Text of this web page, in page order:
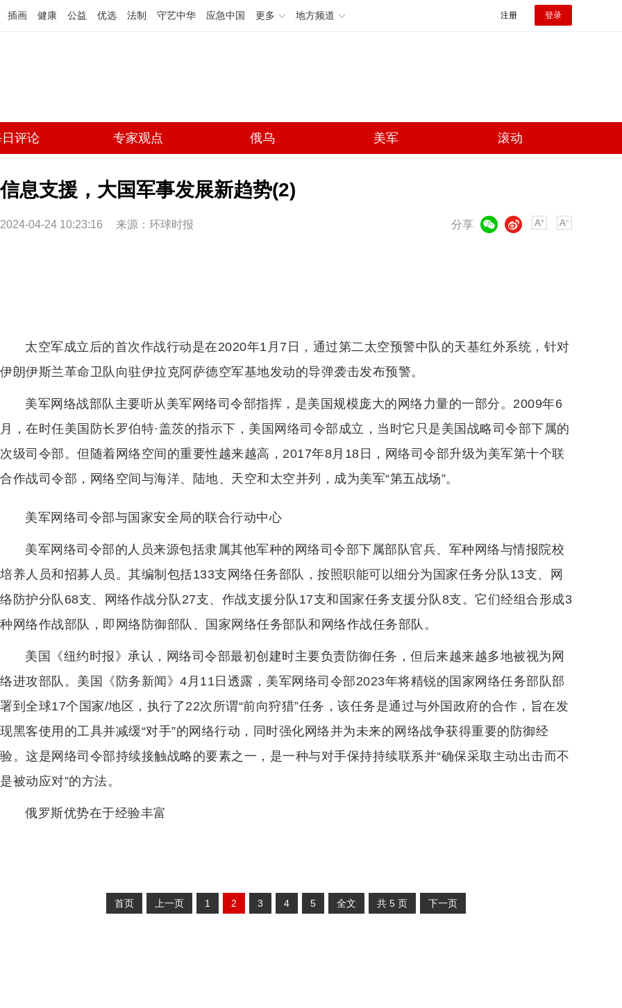
插画 健康 公益 优选 法制 守艺中华 应急中国 更多 地方频道 注册 登录
评论 专家观点 俄乌 美军 滚动
信息支援，大国军事发展新趋势(2)
2024-04-24 10:23:16 来源：环球时报 分享
微博
太空军成立后的首次作战行动是在2020年1月7日，通过第二太空预警中队的天基红外系统，针对
伊朗伊斯兰革命卫队向驻伊拉克阿萨德空军基地发动的导弹袭击发布预警。
美军网络战部队主要听从美军网络司令部指挥，是美国规模庞大的网络力量的一部分。2009年6
月，在时任美国防长罗伯特·盖茨的指示下，美国网络司令部成立，当时它只是美国战略司令部下属的
次级司令部。但随着网络空间的重要性越来越高，2017年8月18日，网络司令部升级为美军第十个联
合作战司令部，网络空间与海洋、陆地、天空和太空并列，成为美军“第五战场”。
美军网络司令部与国家安全局的联合行动中心
美军网络司令部的人员来源包括隶属其他军种的网络司令部下属部队官兵、军种网络与情报院校
培养人员和招募人员。其编制包括133支网络任务部队，按照职能可以细分为国家任务分队13支、网
络防护分队68支、网络作战分队27支、作战支援分队17支和国家任务支援分队8支。它们经组合形成3
种网络作战部队，即网络防御部队、国家网络任务部队和网络作战任务部队。
美国《纽约时报》承认，网络司令部最初创建时主要负责防御任务，但后来越来越多地被视为网
络进攻部队。美国《防务新闻》4月11日透露，美军网络司令部2023年将精锐的国家网络任务部队部
署到全球17个国家/地区，执行了22次所谓“前向狩猎”任务，该任务是通过与外国政府的合作，旨在发
现黑客使用的工具并减缓“对手”的网络行动，同时强化网络并为未来的网络战争获得重要的防御经
验。这是网络司令部持续接触战略的要素之一，是一种与对手保持持续联系并“确保采取主动出击而不
是被动应对”的方法。
俄罗斯优势在于经验丰富
首页 上一页 1 2 3 4 5 全文 共 5 页 下一页